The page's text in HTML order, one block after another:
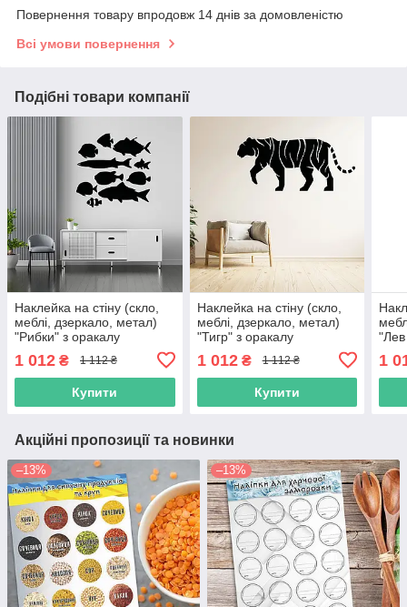
Повернення товару впродовж 14 днів за домовленістю
Всі умови повернення
Подібні товари компанії
Наклейка на стіну (скло,
меблі, дзеркало, метал)
"Рибки" з оракалу
1 012 ₴ 1 112 ₴
Купити
Наклейка на стіну (скло,
меблі, дзеркало, метал)
"Тигр" з оракалу
1 012₴ 1 112 ₴
Купити
"Лев
1
Акційні пропозиції та новинки
–13% –13%